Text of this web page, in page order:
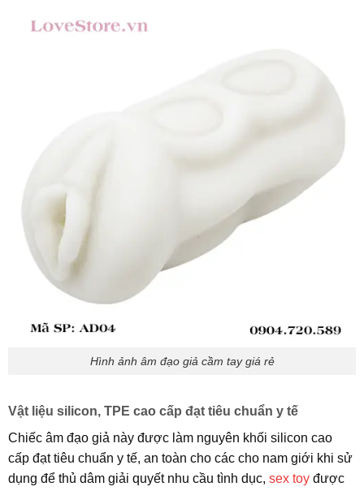
Hình ảnh âm đạo giả cầm tay giá rẻ
Vật liệu silicon, TPE cao cấp đạt tiêu chuẩn y tế
Chiếc âm đạo giả này được làm nguyên khối silicon cao
cấp đạt tiêu chuẩn y tế, an toàn cho các cho nam giới khi sử
dụng để thủ dâm giải quyết nhu cầu tình dục, sex toy được